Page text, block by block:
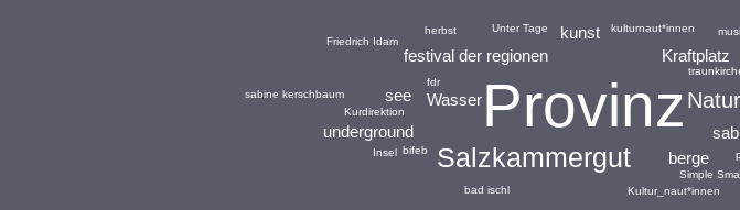
Provinz
Salzkammergut
Natur
Wasser
Kraftplatz
festival der regionen
see
berge
underground
kunst
Kurdirektion
bifeb
fdr
Unter Tage kulturnaut*innen
Insel
Simple
sabine kerschbaum
herbst
Kultur_naut*innen
bad ischl
Friedrich Idam